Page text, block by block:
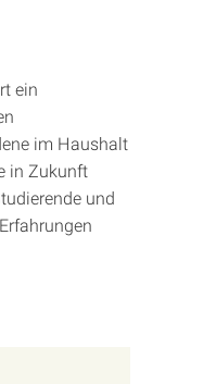
ein
im Haushalt
in Zukunft
und